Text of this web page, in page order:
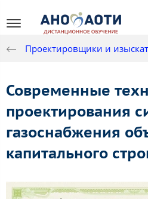
Проектировщики и
Современные
проектирования
газоснабжения
капитального